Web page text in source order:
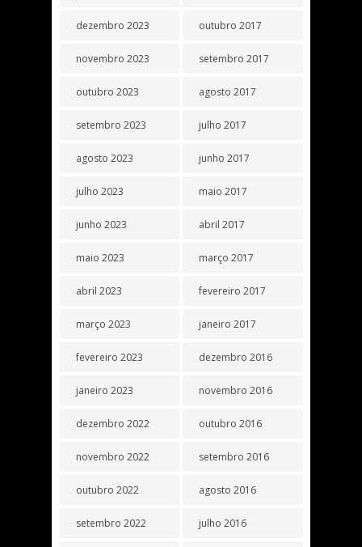
dezembro 2023
novembro 2023
outubro 2023
setembro 2023
agosto 2023
julho 2023
junho 2023
maio 2023
abril 2023
março 2023
fevereiro 2023
janeiro 2023
dezembro 2022
novembro 2022
outubro 2022
setembro 2022
outubro 2017
setembro 2017
agosto 2017
julho 2017
junho 2017
maio 2017
abril 2017
março 2017
fevereiro 2017
janeiro 2017
dezembro 2016
novembro 2016
outubro 2016
setembro 2016
agosto 2016
julho 2016